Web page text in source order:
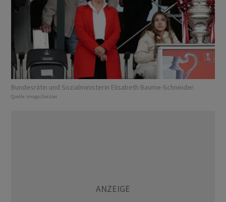
Bundesrätin und Sozialministerin Elisabeth Baume-Schneider.
Quelle: imago/Geisser